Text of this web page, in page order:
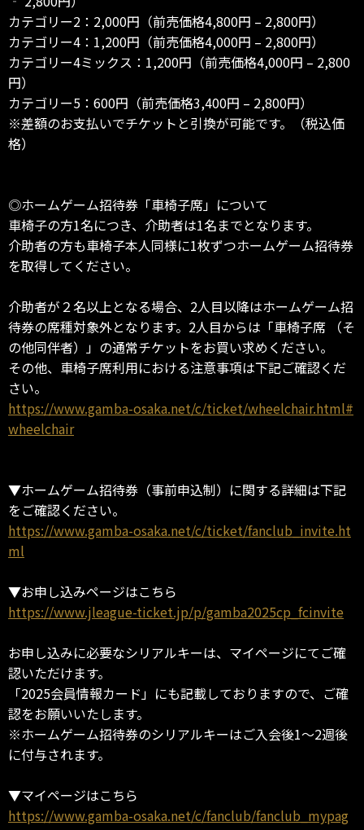
カテゴリー2：2,000円（前売価格4,800円 – 2,800円）
カテゴリー4：1,200円（前売価格4,000円 – 2,800円）
カテゴリー4ミックス：1,200円（前売価格4,000円 – 2,800
円）
カテゴリー5：600円（前売価格3,400円 – 2,800円）
※差額のお支払いでチケットと引換が可能です。（税込価
格）
◎ホームゲーム招待券「車椅子席」について
車椅子の方1名につき、介助者は1名までとなります。
介助者の方も車椅子本人同様に1枚ずつホームゲーム招待券
を取得してください。
介助者が２名以上となる場合、2人目以降はホームゲーム招
待券の席種対象外となります。2人目からは「車椅子席 （そ
の他同伴者）」の通常チケットをお買い求めください。
その他、車椅子席利用における注意事項は下記ご確認くだ
さい。
https://www.gamba-osaka.net/c/ticket/wheelchair.html#
wheelchair
▼ホームゲーム招待券（事前申込制）に関する詳細は下記
をご確認ください。
https://www.gamba-osaka.net/c/ticket/fanclub_invite.ht
ml
▼お申し込みページはこちら
https://www.jleague-ticket.jp/p/gamba2025cp_fcinvite
お申し込みに必要なシリアルキーは、マイページにてご確
認いただけます。
「2025会員情報カード」にも記載しておりますので、ご確
認をお願いいたします。
※ホームゲーム招待券のシリアルキーはご入会後1～2週後
に付与されます。
▼マイページはこちら
https://www.gamba-osaka.net/c/fanclub/fanclub_mypag